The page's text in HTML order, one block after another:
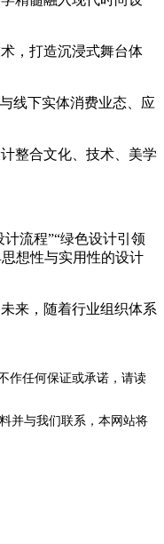
，打造沉浸式舞台体
线下实体消费业态、应
整合文化、技术、美学
流程”“绿色设计引领
想性与实用性的设计
来，随着行业组织体系
作任何保证或承诺，请读
并与我们联系，本网站将